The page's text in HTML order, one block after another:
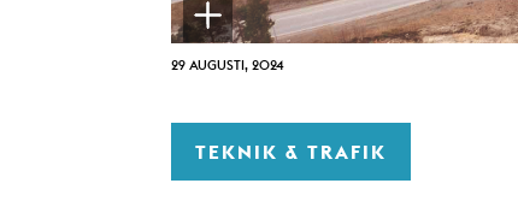
29 AUGUSTI, 2024
TEKNIK & TRAFIK